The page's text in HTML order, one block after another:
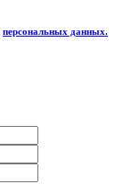
персональных данных.